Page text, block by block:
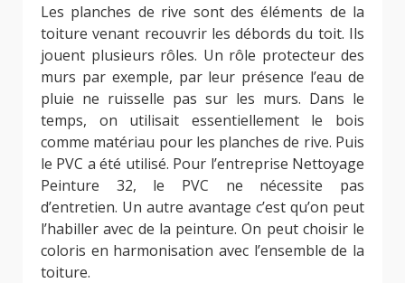
Les planches de rive sont des éléments de la
toiture venant recouvrir les débords du toit. Ils
jouent plusieurs rôles. Un rôle protecteur des
murs par exemple, par leur présence l’eau de
pluie ne ruisselle pas sur les murs. Dans le
temps, on utilisait essentiellement le bois
comme matériau pour les planches de rive. Puis
le PVC a été utilisé. Pour l’entreprise Nettoyage
Peinture 32, le PVC ne nécessite pas
d’entretien. Un autre avantage c’est qu’on peut
l’habiller avec de la peinture. On peut choisir le
coloris en harmonisation avec l’ensemble de la
toiture.